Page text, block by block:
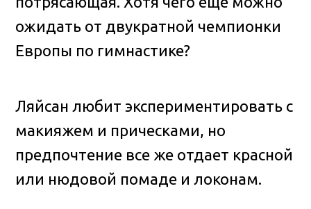
ожидать от двукратной чемпионки
Европы по гимнастике?
Ляйсан любит экспериментировать с
макияжем и прическами, но
предпочтение все же отдает красной
или нюдовой помаде и локонам.